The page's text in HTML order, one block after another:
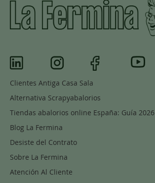
Clientes Antiga Casa Sala
Alternativa Scrapyabalorios
Tiendas abalorios online España: Guía 2026
Blog La Fermina
Desiste del Contrato
Sobre La Fermina
Atención Al Cliente